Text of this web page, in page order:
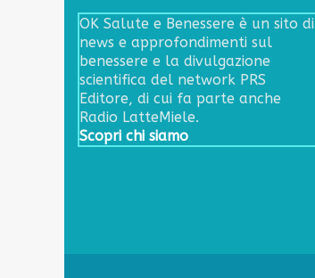
OK Salute e Benessere è un sito di
news e approfondimenti sul
benessere e la divulgazione
scientifica del network PRS
Editore, di cui fa parte anche
Radio LatteMiele.
Scopri chi siamo